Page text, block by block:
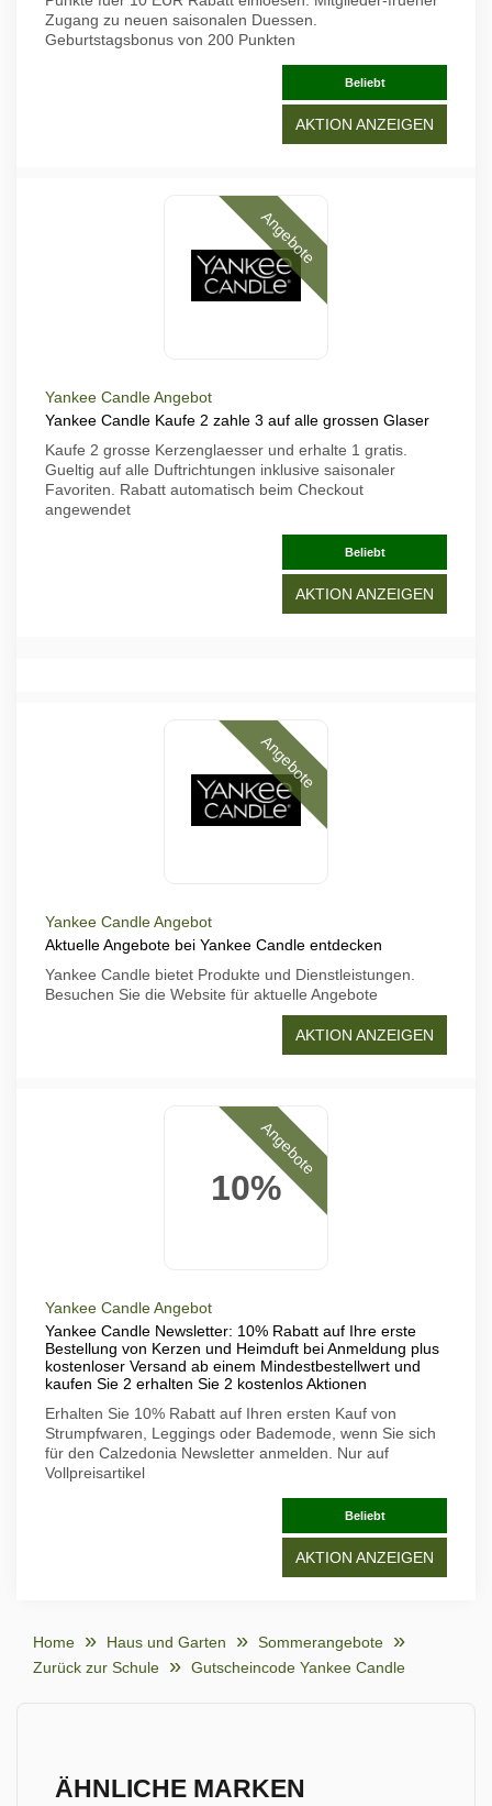
Zugang zu neuen saisonalen Duessen.
Geburtstagsbonus von 200 Punkten
Beliebt
AKTION ANZEIGEN
Angebote
Yankee Candle Angebot
Yankee Candle Kaufe 2 zahle 3 auf alle grossen Glaser
Kaufe 2 grosse Kerzenglaesser und erhalte 1 gratis.
Gueltig auf alle Duftrichtungen inklusive saisonaler
Favoriten. Rabatt automatisch beim Checkout
angewendet
Beliebt
AKTION ANZEIGEN
Angebote
Yankee Candle Angebot
Aktuelle Angebote bei Yankee Candle entdecken
Yankee Candle bietet Produkte und Dienstleistungen.
Besuchen Sie die Website für aktuelle Angebote
AKTION ANZEIGEN
10%
Angebote
Yankee Candle Angebot
Yankee Candle Newsletter: 10% Rabatt auf Ihre erste
Bestellung von Kerzen und Heimduft bei Anmeldung plus
kostenloser Versand ab einem Mindestbestellwert und
kaufen Sie 2 erhalten Sie 2 kostenlos Aktionen
Erhalten Sie 10% Rabatt auf Ihren ersten Kauf von
Strumpfwaren, Leggings oder Bademode, wenn Sie sich
für den Calzedonia Newsletter anmelden. Nur auf
Vollpreisartikel
Beliebt
AKTION ANZEIGEN
Home Haus und Garten
Sommerangebote
Zurück zur Schule
Gutscheincode Yankee Candle
ÄHNLICHE MARKEN